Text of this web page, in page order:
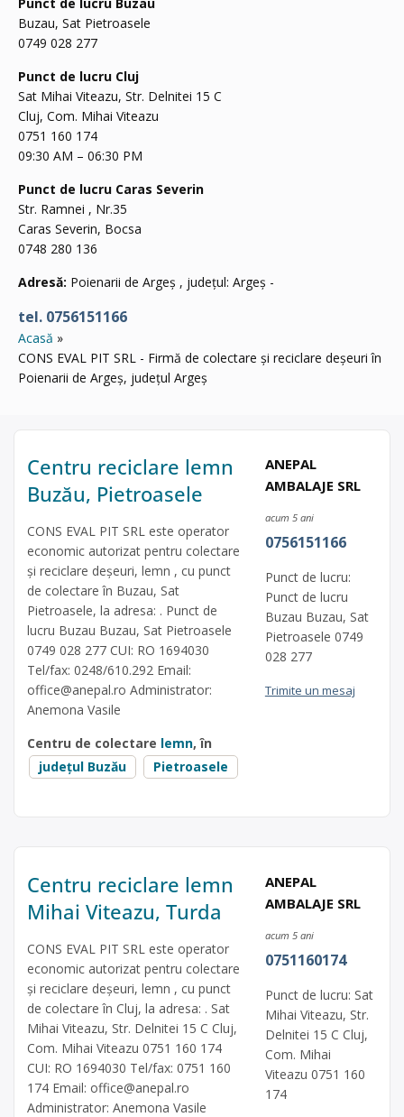
Buzau, Sat Pietroasele
0749 028 277
Punct de lucru Cluj
Sat Mihai Viteazu, Str. Delnitei 15 C
Cluj, Com. Mihai Viteazu
0751 160 174
09:30 AM – 06:30 PM
Punct de lucru Caras Severin
Str. Ramnei , Nr.35
Caras Severin, Bocsa
0748 280 136
Adresă: Poienarii de Argeș , județul: Argeș -
tel. 0756151166
Acasă
CONS EVAL PIT SRL - Firmă de colectare și reciclare deșeuri în
Poienarii de Argeș, județul Argeș
Centru reciclare lemn
Buzău, Pietroasele
CONS EVAL PIT SRL este operator
economic autorizat pentru colectare
și reciclare deșeuri, lemn , cu punct
de colectare în Buzau, Sat
Pietroasele, la adresa: . Punct de
lucru Buzau Buzau, Sat Pietroasele
0749 028 277 CUI: RO 1694030
Tel/fax: 0248/610.292 Email:
office@anepal.ro Administrator:
Anemona Vasile
Centru de colectare lemn, în
județul Buzău
Pietroasele
ANEPAL
AMBALAJE SRL
acum 5 ani
0756151166
Punct de lucru:
Punct de lucru
Buzau Buzau, Sat
Pietroasele 0749
028 277
Trimite un mesaj
Centru reciclare lemn
Mihai Viteazu, Turda
CONS EVAL PIT SRL este operator
economic autorizat pentru colectare
și reciclare deșeuri, lemn , cu punct
de colectare în Cluj, la adresa: . Sat
Mihai Viteazu, Str. Delnitei 15 C Cluj,
Com. Mihai Viteazu 0751 160 174
CUI: RO 1694030 Tel/fax: 0751 160
174 Email: office@anepal.ro
Administrator: Anemona Vasile
ANEPAL
AMBALAJE SRL
acum 5 ani
0751160174
Punct de lucru: Sat
Mihai Viteazu, Str.
Delnitei 15 C Cluj,
Com. Mihai
Viteazu 0751 160
174